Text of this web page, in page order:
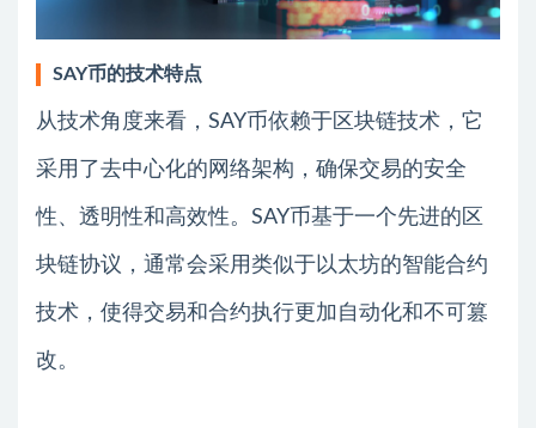
SAY币的技术特点
从技术角度来看，SAY币依赖于区块链技术，它
采用了去中心化的网络架构，确保交易的安全
性、透明性和高效性。SAY币基于一个先进的区
块链协议，通常会采用类似于以太坊的智能合约
技术，使得交易和合约执行更加自动化和不可篡
改。